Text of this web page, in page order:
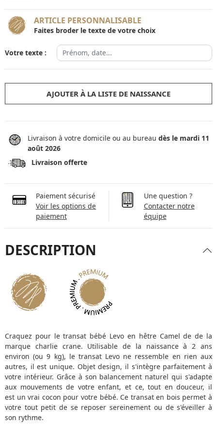
ARTICLE PERSONNALISABLE
Faites broder le texte de votre choix
Votre texte :
AJOUTER À LA LISTE DE NAISSANCE
Livraison à votre domicile ou au bureau dès le mardi 11
août 2026
Livraison offerte
Paiement sécurisé
Voir les options de
paiement
Une question ?
Contacter notre
équipe
DESCRIPTION
Craquez pour le transat bébé Levo en hêtre Camel de de la
marque charlie crane. Utilisable de la naissance à 2 ans
environ (ou 9 kg), le transat Levo ne ressemble en rien aux
autres, il est unique. Objet design, il s'intègre parfaitement à
votre intérieur. Grâce à son balancement naturel qui s'adapte
aux mouvements de votre enfant, et ce, tout en douceur, il
est un vrai cocon pour votre bébé. Ce transat en bois permet à
votre tout petit de se reposer sereinement ou de s'éveiller à
son rythme.